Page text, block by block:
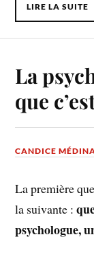
LIRE LA SUITE
La
que
CANDICE
La première
la suivante :
psychologue,